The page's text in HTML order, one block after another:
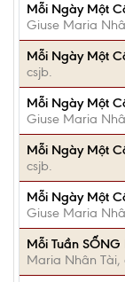
Mỗi Ngày Một
Giuse Maria
Mỗi Ngày Một
csjb.
Mỗi Ngày Một
Giuse Maria
Mỗi Ngày Một
csjb.
Mỗi Ngày Một
Giuse Maria
Mỗi Tuần
Maria Nhân Tài,